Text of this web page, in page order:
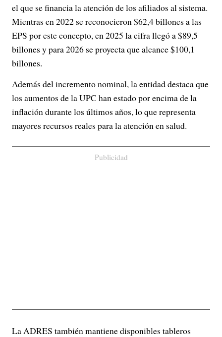
el que se financia la atención de los afiliados al sistema.
Mientras en 2022 se reconocieron $62,4 billones a las
EPS por este concepto, en 2025 la cifra llegó a $89,5
billones y para 2026 se proyecta que alcance $100,1
billones.
Además del incremento nominal, la entidad destaca que
los aumentos de la UPC han estado por encima de la
inflación durante los últimos años, lo que representa
mayores recursos reales para la atención en salud.
Publicidad
La ADRES también mantiene disponibles tableros